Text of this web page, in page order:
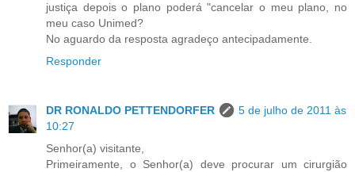
justiça depois o plano poderá "cancelar o meu plano, no
meu caso Unimed?
No aguardo da resposta agradeço antecipadamente.
Responder
DR RONALDO PETTENDORFER
5 de julho de 2011 às
10:27
Senhor(a) visitante,
Primeiramente, o Senhor(a) deve procurar um cirurgião